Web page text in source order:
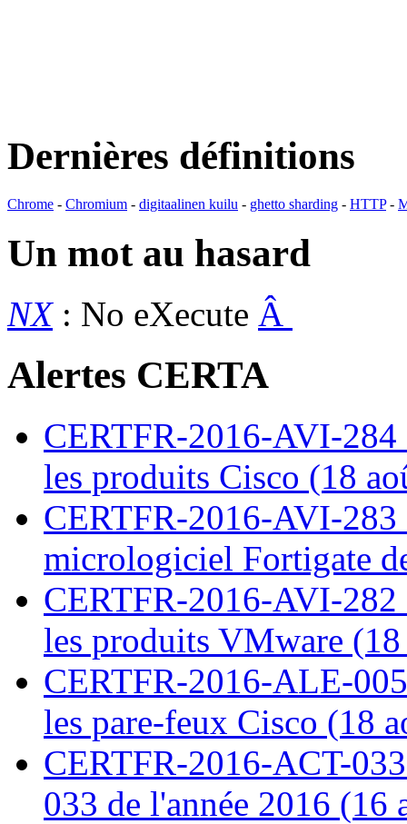
Dernières définitions
Chrome - Chromium - digitaalinen kuilu - ghetto sharding - HTTP-
Un mot au hasard
NX: No eXecute Â
Alertes CERTA
CERTFR-2016-AVI-
les produits Cisco (18
CERTFR-2016-AVI-
micrologiciel Fortigate
CERTFR-2016-AVI-
les produits VMware
CERTFR-2016-ALE-
les pare-feux Cisco (18
CERTFR-2016-ACT-
033 de l'année 2016 (16